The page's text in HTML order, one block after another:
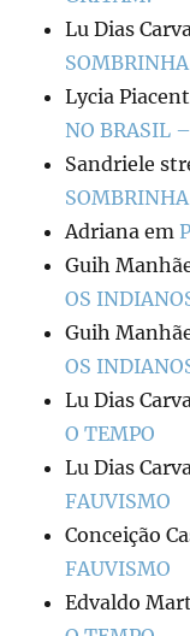
Lu Dias
Lycia
NO BRASIL
Sandriele
Adriana em
Guih
OS
Guih
OS
Lu Dias
O TEMPO
Lu Dias
FAUVISMO
Conceição
FAUVISMO
Edvaldo